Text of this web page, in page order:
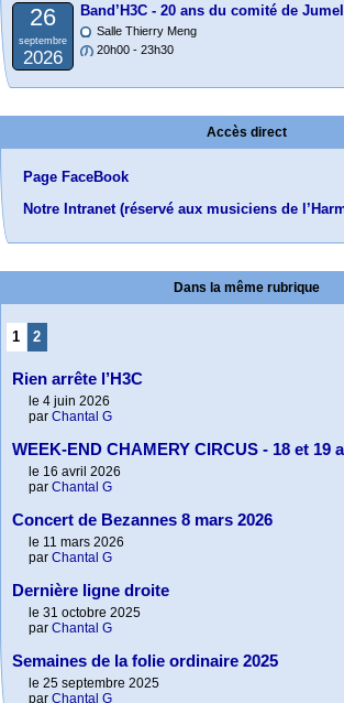
26
septembre
2026
Band’H3C - 20 ans du comité de
Salle Thierry Meng
20h00 - 23h30
Accès direct
Page FaceBook
Notre Intranet (réservé aux musiciens de
Dans la même rubrique
1 2
Rien arrête l’H3C
le 4 juin 2026
par Chantal G
WEEK-END CHAMERY CIRCUS - 18 et 19
le 16 avril 2026
par Chantal G
Concert de Bezannes 8 mars 2026
le 11 mars 2026
par Chantal G
Dernière ligne droite
le 31 octobre 2025
par Chantal G
Semaines de la folie ordinaire 2025
le 25 septembre 2025
par Chantal G